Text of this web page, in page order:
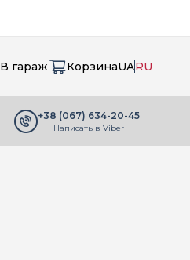
В гараж КорзинаUARU
+38 (067) 634-20-45
Написать в Viber